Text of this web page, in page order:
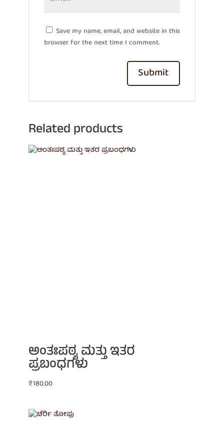
Save my name, email, and website in this
browser for the next time I comment.
Related products
ಅಂತಃಪಠ್ಯ ಮತ್ತು ಇತರ
ಪ್ರಬಂಧಗಳು
₹180.00